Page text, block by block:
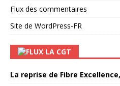
Flux des commentaires
Site de WordPress-FR
LA CGT
La reprise de Fibre